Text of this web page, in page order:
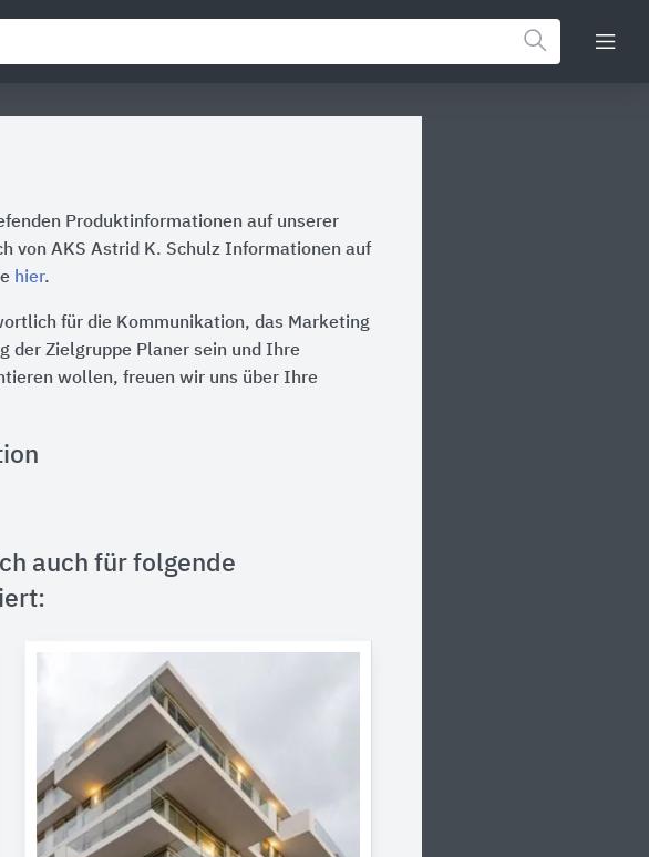
Produktinformationen auf unserer
von AKS Astrid K. Schulz Informationen auf
hier.
für die Kommunikation, das Marketing
der Zielgruppe Planer sein und Ihre
wollen, freuen wir uns über Ihre
auch für folgende